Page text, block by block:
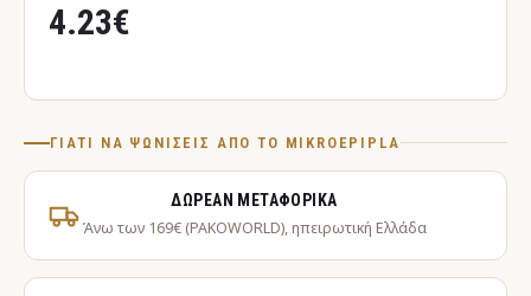
4.23€
ΓΙΑΤΊ ΝΑ ΨΩΝΊΣΕΙΣ ΑΠΌ ΤΟ MIKROEPIPLA
ΔΩΡΕΆΝ ΜΕΤΑΦΟΡΙΚΆ
Άνω των 169€ (PAKOWORLD), ηπειρωτική Ελλάδα